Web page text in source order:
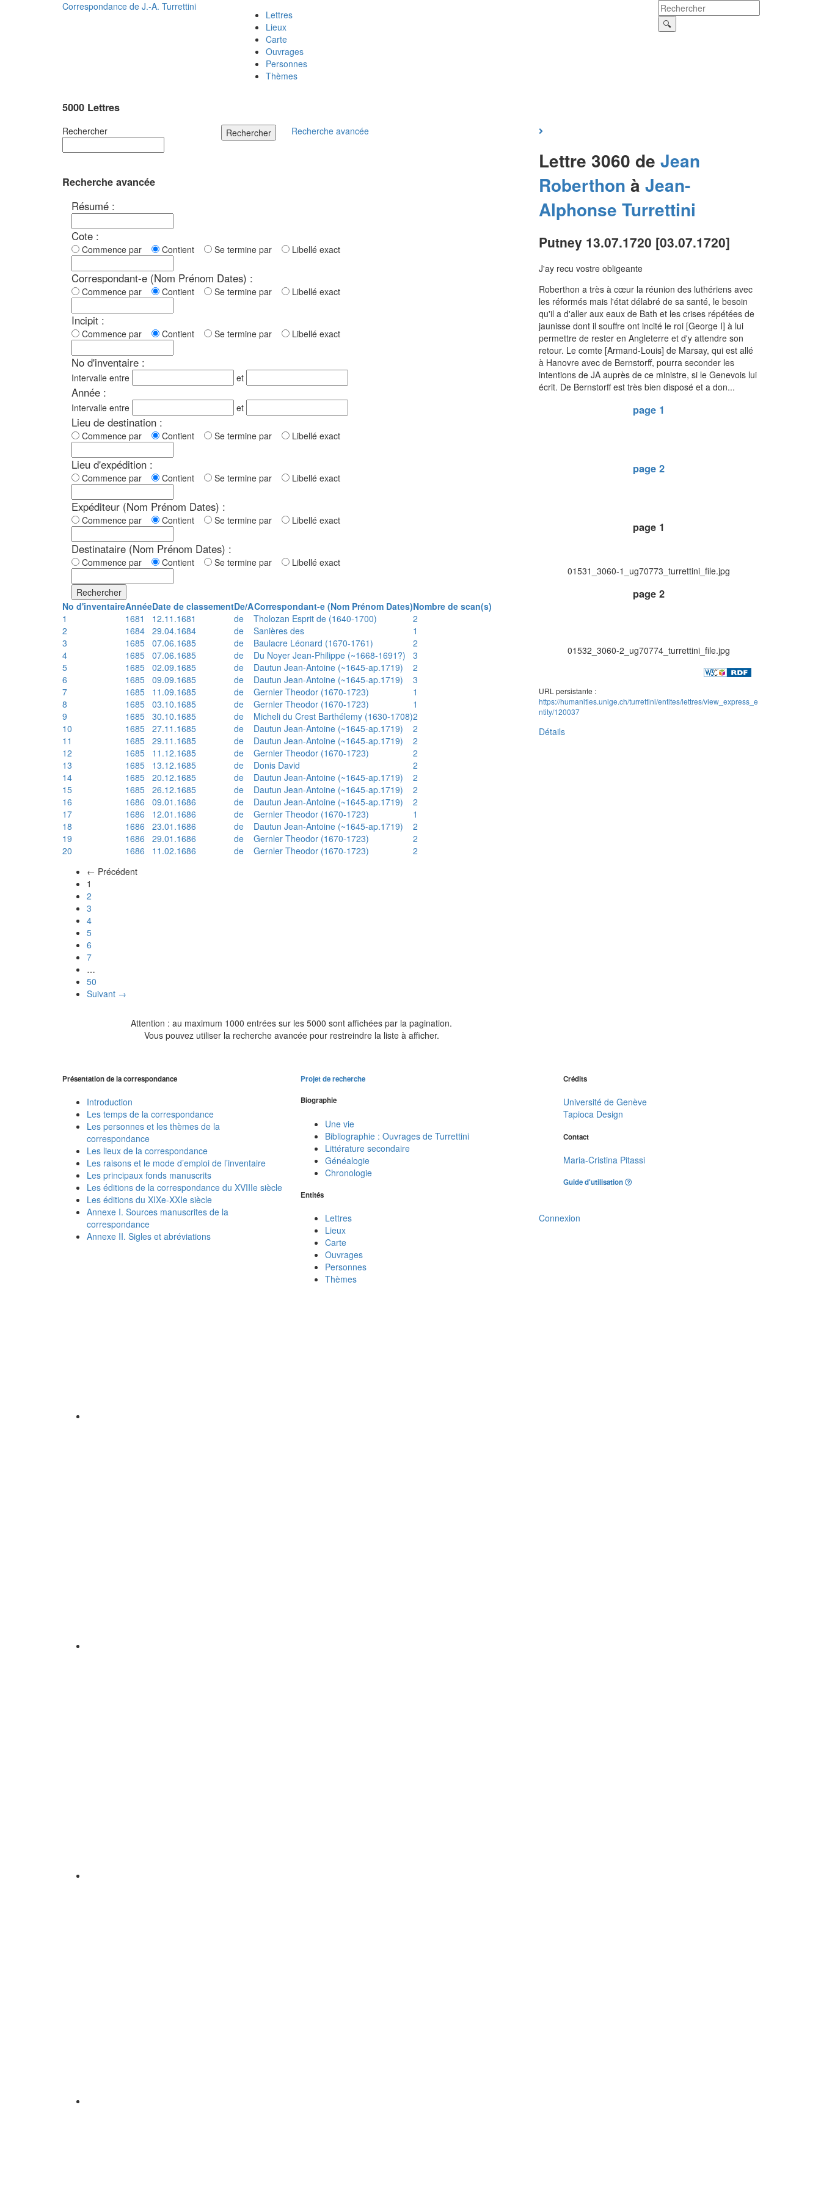
Correspondance de J.-A. Turrettini
Lettres
Lieux
Carte
Ouvrages
Personnes
Thèmes
5000 Lettres
Rechercher Rechercher Recherche avancée
Recherche avancée
Résumé :
Cote :
Commence par Contient Se termine par Libellé exact
Correspondant-e (Nom Prénom Dates) :
Commence par Contient Se termine par Libellé exact
Incipit :
Commence par Contient Se termine par Libellé exact
No d'inventaire :
Intervalle entre et
Année :
Intervalle entre et
Lieu de destination :
Commence par Contient Se termine par Libellé exact
Lieu d'expédition :
Commence par Contient Se termine par Libellé exact
Expéditeur (Nom Prénom Dates) :
Commence par Contient Se termine par Libellé exact
Destinataire (Nom Prénom Dates) :
Commence par Contient Se termine par Libellé exact
Rechercher
No d'inventaireAnnéeDate de classementDe/ACorrespondant-e (Nom Prénom Dates)Nombre de scan(s)
1
1681 12.11.1681 de Tholozan Esprit de (1640-1700)
2
2
1684 29.04.1684 de Sanières des
1
3
1685 07.06.1685 de Baulacre Léonard (1670-1761)
2
4
1685 07.06.1685 de Du Noyer Jean-Philippe (~1668-1691?)
3
5
1685 02.09.1685 de Dautun Jean-Antoine (~1645-ap.1719)
2
6
1685 09.09.1685 de Dautun Jean-Antoine (~1645-ap.1719)
3
7
1685 11.09.1685 de Gernler Theodor (1670-1723)
1
8
1685 03.10.1685 de Gernler Theodor (1670-1723)
1
9
1685 30.10.1685 de Micheli du Crest Barthélemy (1630-1708)2
10
1685 27.11.1685 de Dautun Jean-Antoine (~1645-ap.1719)
2
11
1685 29.11.1685 de Dautun Jean-Antoine (~1645-ap.1719)
2
12
1685 11.12.1685 de Gernler Theodor (1670-1723)
2
13
1685 13.12.1685 de Donis David
2
14
1685 20.12.1685 de Dautun Jean-Antoine (~1645-ap.1719)
2
15
1685 26.12.1685 de Dautun Jean-Antoine (~1645-ap.1719)
2
16
1686 09.01.1686 de Dautun Jean-Antoine (~1645-ap.1719)
2
17
1686 12.01.1686 de Gernler Theodor (1670-1723)
1
18
1686 23.01.1686 de Dautun Jean-Antoine (~1645-ap.1719)
2
19
1686 29.01.1686 de Gernler Theodor (1670-1723)
2
20
1686 11.02.1686 de Gernler Theodor (1670-1723)
2
← Précédent
1
2
3
4
5
6
7
…
50
Suivant →
Attention : au maximum 1000 entrées sur les 5000 sont affichées par la pagination.
Vous pouvez utiliser la recherche avancée pour restreindre la liste à afficher.
Lettre 3060 de Jean
Roberthon à Jean-
Alphonse Turrettini
Putney 13.07.1720 [03.07.1720]
J'ay recu vostre obligeante
Roberthon a très à cœur la réunion des luthériens avec
les réformés mais l'état délabré de sa santé, le besoin
qu'il a d'aller aux eaux de Bath et les crises répétées de
jaunisse dont il souffre ont incité le roi [George I] à lui
permettre de rester en Angleterre et d'y attendre son
retour. Le comte [Armand-Louis] de Marsay, qui est allé
à Hanovre avec de Bernstorff, pourra seconder les
intentions de JA auprès de ce ministre, si le Genevois lui
écrit. De Bernstorff est très bien disposé et a don...
page 1
page 2
page 1
01531_3060-1_ug70773_turrettini_file.jpg
page 2
01532_3060-2_ug70774_turrettini_file.jpg
URL persistante :
https://humanities.unige.ch/turrettini/entites/lettres/view_express_e
ntity/120037
Détails
Présentation de la correspondance
Introduction
Les temps de la correspondance
Les personnes et les thèmes de la
correspondance
Les lieux de la correspondance
Les raisons et le mode d’emploi de l’inventaire
Les principaux fonds manuscrits
Les éditions de la correspondance du XVIIIe siècle
Les éditions du XIXe-XXIe siècle
Annexe I. Sources manuscrites de la
correspondance
Annexe II. Sigles et abréviations
Projet de recherche
Biographie
Une vie
Bibliographie : Ouvrages de Turrettini
Littérature secondaire
Généalogie
Chronologie
Entités
Lettres
Lieux
Carte
Ouvrages
Personnes
Thèmes
Crédits
Université de Genève
Tapioca Design
Contact
Maria-Cristina Pitassi
Guide d'utilisation
Connexion